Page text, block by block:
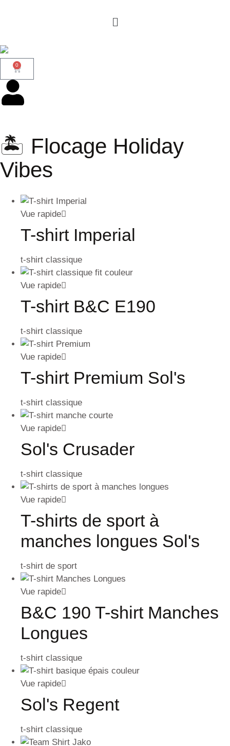
0
🏝 Flocage Holiday
Vibes
Vue rapide
T-shirt Imperial
t-shirt classique
Vue rapide
T-shirt B&C E190
t-shirt classique
Vue rapide
T-shirt Premium Sol's
t-shirt classique
Vue rapide
Sol's Crusader
t-shirt classique
Vue rapide
T-shirts de sport à
manches longues Sol's
t-shirt de sport
Vue rapide
B&C 190 T-shirt Manches
Longues
t-shirt classique
Vue rapide
Sol's Regent
t-shirt classique